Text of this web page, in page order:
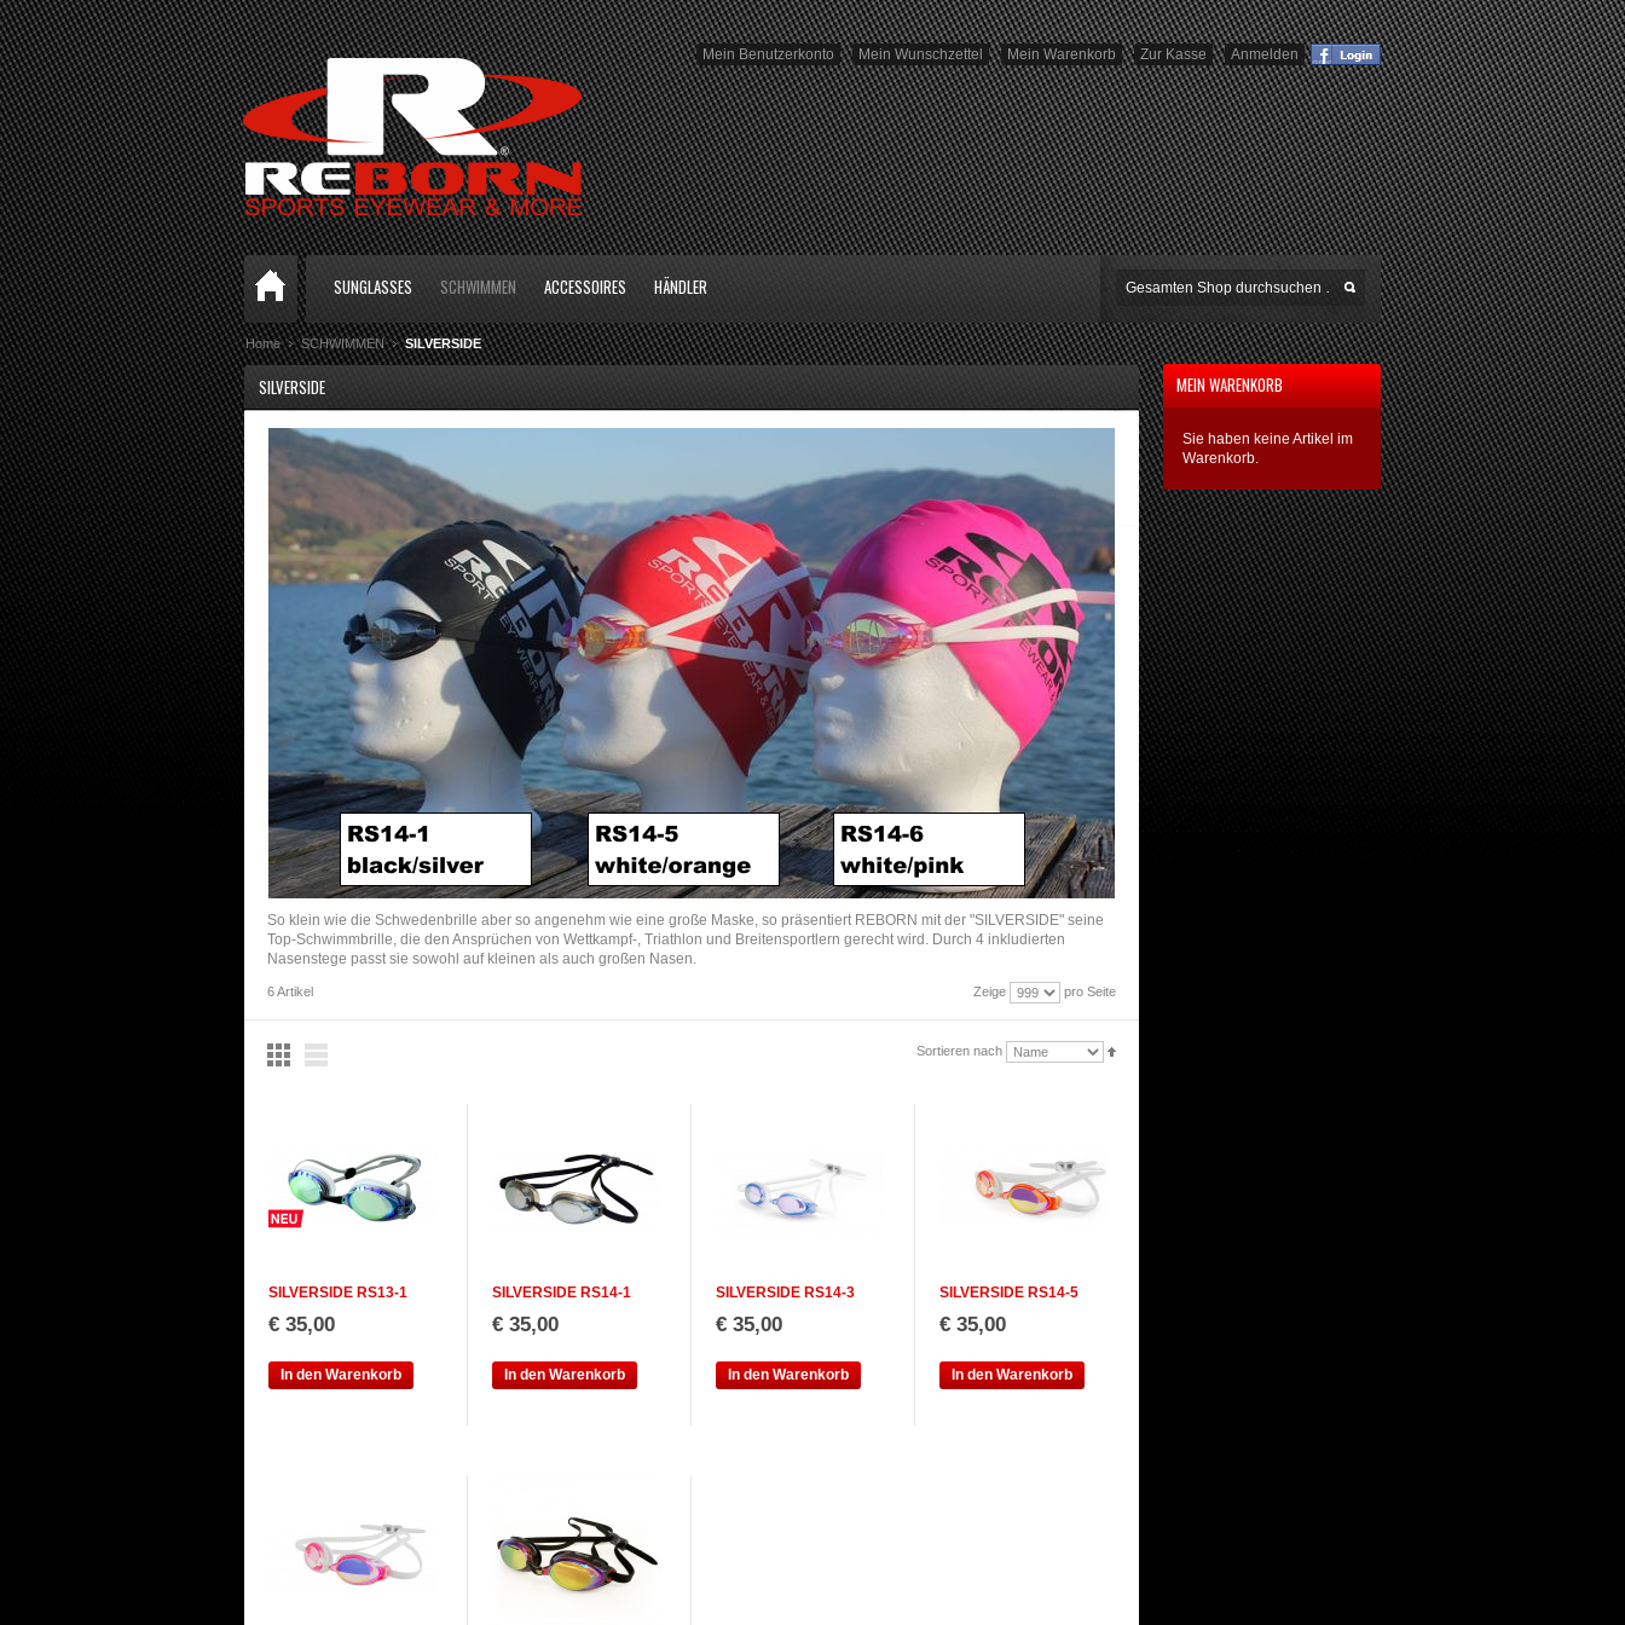
Mein Benutzerkonto Mein Wunschzettel Mein Warenkorb Zur Kasse Anmelden
SUNGLASSES SCHWIMMEN ACCESSOIRES HÄNDLER
Home SCHWIMMEN SILVERSIDE
SILVERSIDE
So klein wie die Schwedenbrille aber so angenehm wie eine große Maske, so präsentiert REBORN mit der "SILVERSIDE" seine
Top-Schwimmbrille, die den Ansprüchen von Wettkampf-, Triathlon und Breitensportlern gerecht wird. Durch 4 inkludierten
Nasenstege passt sie sowohl auf kleinen als auch großen Nasen.
6 Artikel Zeige pro Seite
Sortieren nach
SILVERSIDE RS13-1
€ 35,00
In den Warenkorb
SILVERSIDE RS14-1
€ 35,00
In den Warenkorb
SILVERSIDE RS14-3
€ 35,00
In den Warenkorb
SILVERSIDE RS14-5
€ 35,00
In den Warenkorb
MEIN WARENKORB
Sie haben keine Artikel im
Warenkorb.